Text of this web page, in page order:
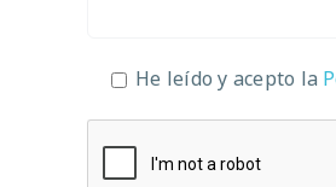
He leído y acepto la